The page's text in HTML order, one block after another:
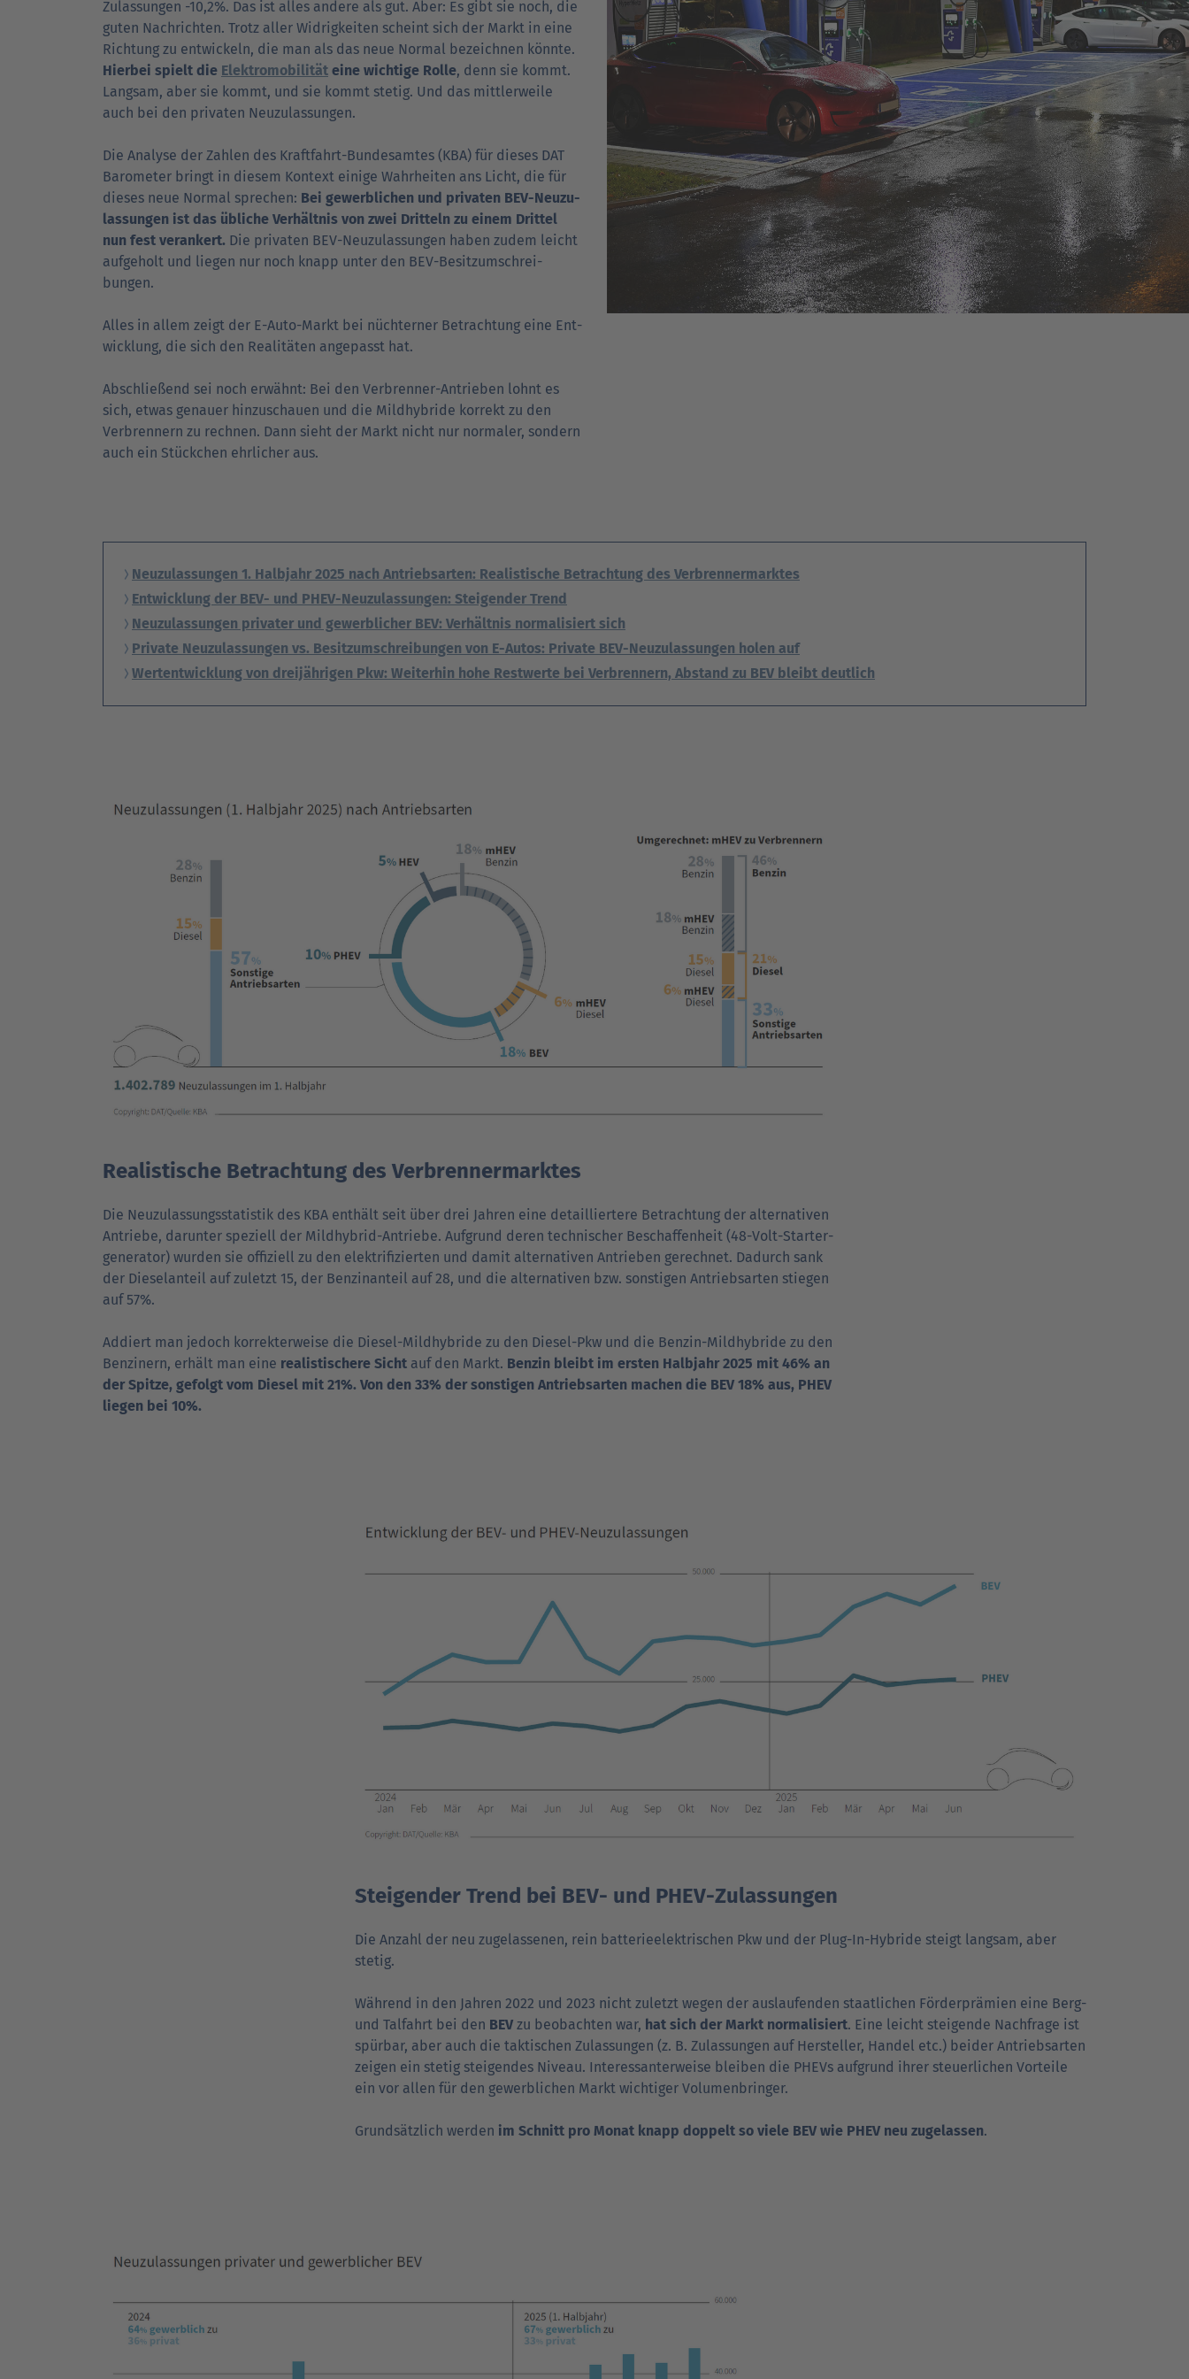
Zulassungen -10,2%. Das ist alles andere als gut. Aber: Es gibt sie noch, die
guten Nach­richten. Trotz aller Widrig­keiten scheint sich der Markt in eine
Rich­tung zu entwickeln, die man als das neue Normal bezeichnen könnte.
Hierbei spielt die Elektro­mobilität eine wichtige Rolle, denn sie kommt.
Langsam, aber sie kommt, und sie kommt stetig. Und das mittlerweile
auch bei den privaten Neuzulassungen.
Die Analyse der Zahlen des Kraftfahrt-Bundes­amtes (KBA) für dieses DAT
Barometer bringt in diesem Kontext einige Wahr­heiten ans Licht, die für
dieses neue Normal sprechen: Bei gewerblichen und privaten BEV-Neu­zu­
lassungen ist das übliche Ver­hält­nis von zwei Dritteln zu einem Drittel
nun fest ver­ankert. Die privaten BEV-Neuzulassungen haben zudem leicht
auf­ge­holt und liegen nur noch knapp unter den BEV-Besitz­um­schrei­
bungen.
Alles in allem zeigt der E-Auto-Markt bei nüchterner Betrach­tung eine Ent­
wick­lung, die sich den Realitäten angepasst hat.
Abschließend sei noch erwähnt: Bei den Verbrenner-Antrieben lohnt es
sich, etwas genauer hin­zu­schauen und die Mild­hybride korrekt zu den
Verbrennern zu rechnen. Dann sieht der Markt nicht nur normaler, sondern
auch ein Stückchen ehrlicher aus.
Neuzulassungen 1. Halbjahr 2025 nach Antriebsarten: Realistische Betrachtung des Verbrennermarktes
Entwicklung der BEV- und PHEV-Neuzulassungen: Steigender Trend
Neuzulassungen privater und gewerblicher BEV: Verhältnis normalisiert sich
Private Neuzulassungen vs. Besitzumschreibungen von E-Autos: Private BEV-Neuzulassungen holen auf
Wertentwicklung von dreijährigen Pkw: Weiterhin hohe Restwerte bei Verbrennern, Abstand zu BEV bleibt deutlich
Realistische Betrachtung des Verbrennermarktes
Die Neuzulassungs­statistik des KBA enthält seit über drei Jahren eine detailliertere Betrachtung der alternativen
Antriebe, darunter speziell der Mildhybrid-Antriebe. Aufgrund deren tech­nischer Beschaffen­heit (48-Volt-Starter­
generator) wurden sie offiziell zu den elektrifizierten und damit alternativen Antrieben gerechnet. Dadurch sank
der Diesel­anteil auf zuletzt 15, der Benzin­anteil auf 28, und die alter­nativen bzw. sonstigen Antriebs­arten stiegen
auf 57%.
Addiert man jedoch korrekterweise die Diesel-Mild­hybride zu den Diesel-Pkw und die Benzin-Mildhybride zu den
Benzinern, erhält man eine realistischere Sicht auf den Markt. Benzin bleibt im ersten Halbjahr 2025 mit 46% an
der Spitze, gefolgt vom Diesel mit 21%. Von den 33% der sonstigen Antriebsarten machen die BEV 18% aus, PHEV
liegen bei 10%.
Steigender Trend bei BEV- und PHEV-Zulassungen
Die Anzahl der neu zugelassenen, rein batterie­elektrischen Pkw und der Plug-In-Hybride steigt langsam, aber
stetig.
Während in den Jahren 2022 und 2023 nicht zuletzt wegen der aus­lau­fen­den staatlichen Förder­prämien eine Berg-
und Talfahrt bei den BEV zu beobachten war, hat sich der Markt normalisiert. Eine leicht steigende Nach­frage ist
spürbar, aber auch die tak­ti­schen Zulassungen (z. B. Zulassungen auf Hersteller, Handel etc.) beider Antriebs­arten
zeigen ein stetig steigendes Niveau. Interessanter­weise bleiben die PHEVs aufgrund ihrer steuer­lichen Vorteile
ein vor allen für den gewerb­lichen Markt wichtiger Volumen­bringer.
Grundsätzlich werden im Schnitt pro Monat knapp doppelt so viele BEV wie PHEV neu zugelassen.